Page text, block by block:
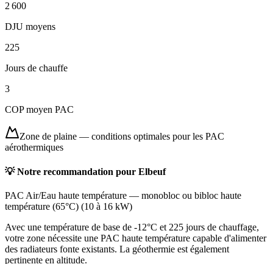
2 600
DJU moyens
225
Jours de chauffe
3
COP moyen PAC
Zone de plaine — conditions optimales pour les PAC
aérothermiques
💡 Notre recommandation pour Elbeuf
PAC Air/Eau haute température — monobloc ou bibloc haute
température (65°C) (10 à 16 kW)
Avec une température de base de -12°C et 225 jours de chauffage,
votre zone nécessite une PAC haute température capable d'alimenter
des radiateurs fonte existants. La géothermie est également
pertinente en altitude.